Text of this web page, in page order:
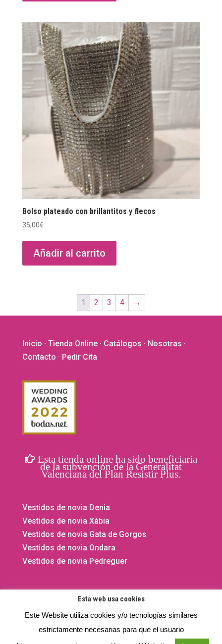
Bolso plateado con brillantitos y flecos
35,00€
Añadir al carrito
1 2 3 4 →
Inicio · Tienda Online· Catálogos · Nosotras ·
Contacto · Pedir Cita
Esta tienda online ha sido beneficiaria
de la subvención de la Generalitat
Valenciana del Plan Resistir Plus.
Vestidos de novia Denia
Vestidos de novia Xàbia
Vestidos de novia Gata de Gorgos
Vestidos de novia Ondara
Vestidos de novia Pedreguer
Esta web usa cookies
Este Website utiliza cookies y/o tecnologías similares
estrictamente necesarias para que el usuario